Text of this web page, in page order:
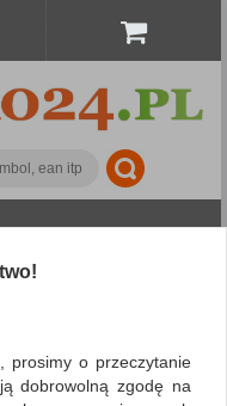
prosimy o przeczytanie
dobrowolną zgodę na